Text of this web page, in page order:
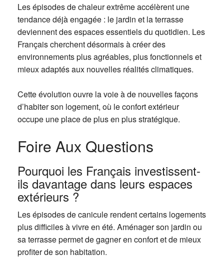
Les épisodes de chaleur extrême accélèrent une
tendance déjà engagée : le jardin et la terrasse
deviennent des espaces essentiels du quotidien. Les
Français cherchent désormais à créer des
environnements plus agréables, plus fonctionnels et
mieux adaptés aux nouvelles réalités climatiques.
Cette évolution ouvre la voie à de nouvelles façons
d’habiter son logement, où le confort extérieur
occupe une place de plus en plus stratégique.
Foire Aux Questions
Pourquoi les Français investissent-
ils davantage dans leurs espaces
extérieurs ?
Les épisodes de canicule rendent certains logements
plus difficiles à vivre en été. Aménager son jardin ou
sa terrasse permet de gagner en confort et de mieux
profiter de son habitation.